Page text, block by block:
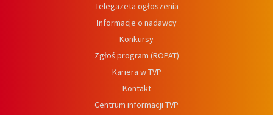
Telegazeta ogłoszenia
Informacje o nadawcy
Konkursy
Zgłoś program (ROPAT)
Kariera w TVP
Kontakt
Centrum informacji TVP